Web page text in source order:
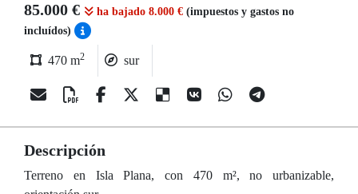
85.000 € ha bajado 8.000 € (impuestos y gastos no
incluídos)
470 m2 sur
Descripción
Terreno en Isla Plana, con 470 m², no urbanizable,